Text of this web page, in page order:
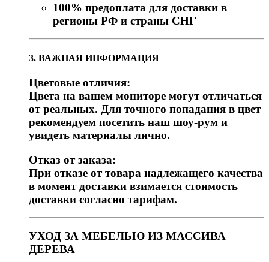
100% предоплата для доставки в
регионы РФ и страны СНГ
3. ВАЖНАЯ ИНФОРМАЦИЯ
Цветовые отличия:
Цвета на вашем мониторе могут отличаться
от реальных. Для точного попадания в цвет
рекомендуем посетить наш шоу-рум и
увидеть материалы лично.
Отказ от заказа:
При отказе от товара надлежащего качества
в момент доставки взимается стоимость
доставки согласно тарифам.
УХОД ЗА МЕБЕЛЬЮ ИЗ МАССИВА
ДЕРЕВА